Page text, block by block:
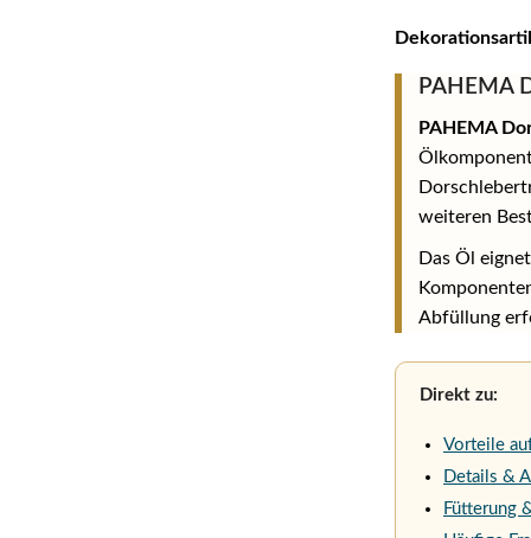
PAHEMA
PAHEMA
weiteren
Das Öl
Abfüllung
Direkt zu:
Vorteile
Details &
Fütterung